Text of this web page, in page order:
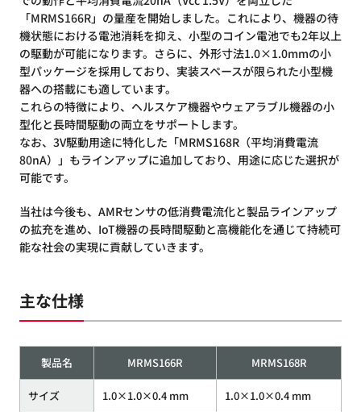
「MRMS166R」の量産を開始しました。これにより、機器の待
機状態における電池消耗を抑え、小型のコイン電池でも2年以上
の駆動が可能になります。さらに、外形寸法1.0×1.0mmの小
型パッケージを採用しており、実装スペースが限られた小型機
器への搭載にも適しています。
これらの特徴により、ヘルスケア機器やウェアラブル機器の小
型化と長時間駆動の両立をサポートします。
なお、3V駆動用途に特化した「MRMS168R（平均消費電流
80nA）」もラインアップに追加しており、用途に応じた選択が
可能です。
当社は今後も、AMRセンサの低消費電流化と製品ラインアップ
の拡充を進め、IoT機器の長時間駆動と高機能化を通じて持続可
能な社会の実現に貢献していきます。
主な仕様
製品名 MRMS166R MRMS168R
サイズ 1.0×1.0×0.4 mm 1.0×1.0×0.4 mm